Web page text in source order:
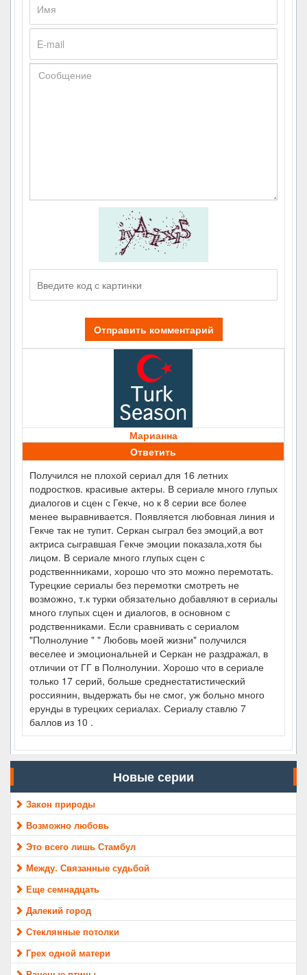
Отправить комментарий
Марианна
Ответить
Получился не плохой сериал для 16 летних
подростков. красивые актеры. В сериале много глупых
диалогов и сцен с Гекче, но к 8 серии все более
менее выравнивается. Появляется любовная линия и
Гекче так не тупит. Серкан сыграл без эмоций,а вот
актриса сыгравшая Гекче эмоции показала,хотя бы
лицом. В сериале много глупых сцен с
родственнниками, хорошо что это можно перемотать.
Турецкие сериалы без перемотки смотреть не
возможно, т.к турки обязательно добавляют в сериалы
много глупых сцен и диалогов, в основном с
родственниками. Если сравнивать с сериалом
"Полнолуние " " Любовь моей жизни" получился
веселее и эмоциональней и Серкан не раздражал, в
отличии от ГГ в Полнолунии. Хорошо что в сериале
только 17 серий, больше среднестатистический
россиянин, выдержать бы не смог, уж больно много
ерунды в турецких сериалах. Сериалу ставлю 7
баллов из 10 .
Новые серии
Закон природы
Возможно любовь
Это всего лишь Стамбул
Между. Связанные судьбой
Еще семнадцать
Далекий город
Стеклянные потолки
Грех одной матери